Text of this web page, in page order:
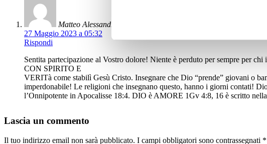
Matteo Alessandria: Ministro della Parola di Dio
27 Maggio 2023 a 05:32
Rispondi
Sentita partecipazione al Vostro dolore! Niente è perduto per sempre per
CON SPIRITO E
VERITà come stabilì Gesù Cristo. Insegnare che Dio “prende” giovani o
imperdonabile! Le religioni che insegnano questo, hanno i giorni contati!
l’Onnipotente in Apocalisse 18:4. DIO è AMORE 1Gv 4:8, 16 è scritto
Lascia un commento
Il tuo indirizzo email non sarà pubblicato. I campi obbligatori sono contrassegnati *